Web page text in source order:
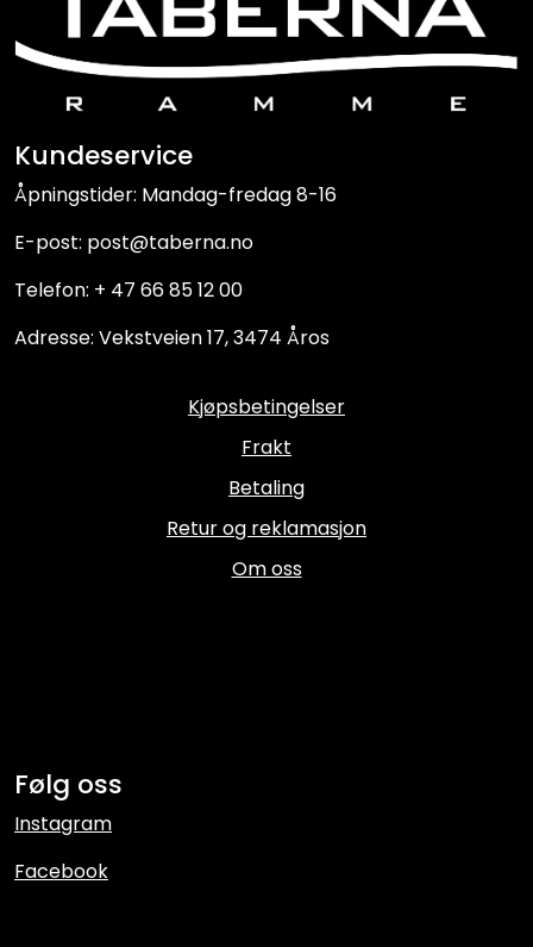
Kundeservice
Åpningstider: Mandag-fredag 8-16
E-post: post@taberna.no
Telefon: + 47 66 85 12 00
Adresse: Vekstveien 17, 3474 Åros
Kjøpsbetingelser
Frakt
Betaling
Retur og reklamasjon
Om oss
Følg oss
Instagram
Facebook